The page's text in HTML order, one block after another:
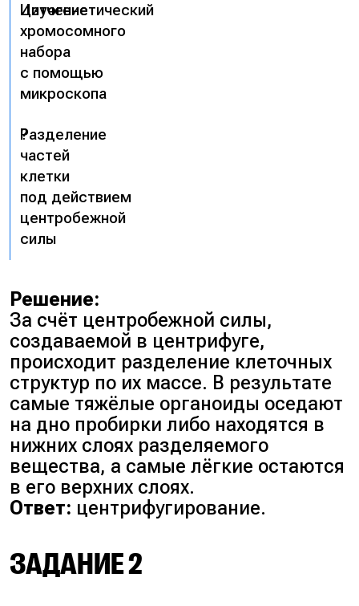
Цитогенетический
Изучение
хромосомного
набора
с помощью
микроскопа
?
Разделение
частей
клетки
под действием
центробежной
силы
Решение:
За счёт центробежной силы,
создаваемой в центрифуге,
происходит разделение клеточных
структур по их массе. В результате
самые тяжёлые органоиды оседают
на дно пробирки либо находятся в
нижних слоях разделяемого
вещества, а самые лёгкие остаются
в его верхних слоях.
Ответ: центрифугирование.
ЗАДАНИЕ 2